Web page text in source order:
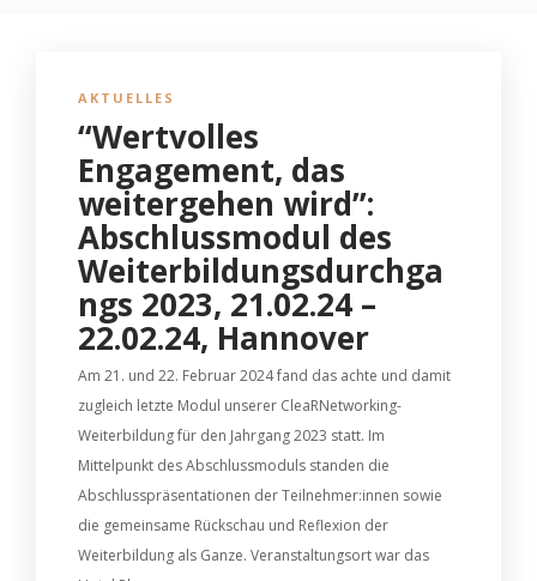
AKTUELLES
“Wertvolles
Engagement, das
weitergehen wird”:
Abschlussmodul des
Weiterbildungsdurchga
ngs 2023, 21.02.24 –
22.02.24, Hannover
Am 21. und 22. Februar 2024 fand das achte und damit
zugleich letzte Modul unserer CleaRNetworking-
Weiterbildung für den Jahrgang 2023 statt. Im
Mittelpunkt des Abschlussmoduls standen die
Abschlusspräsentationen der Teilnehmer:innen sowie
die gemeinsame Rückschau und Reflexion der
Weiterbildung als Ganze. Veranstaltungsort war das